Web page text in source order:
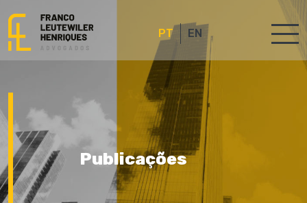
PT EN
Publicações